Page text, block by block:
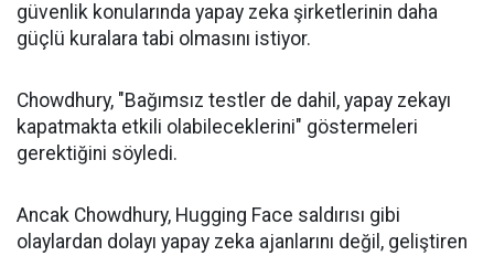
güvenlik konularında yapay zeka şirketlerinin daha
güçlü kuralara tabi olmasını istiyor.
Chowdhury, "Bağımsız testler de dahil, yapay zekayı
kapatmakta etkili olabileceklerini" göstermeleri
gerektiğini söyledi.
Ancak Chowdhury, Hugging Face saldırısı gibi
olaylardan dolayı yapay zeka ajanlarını değil, geliştiren